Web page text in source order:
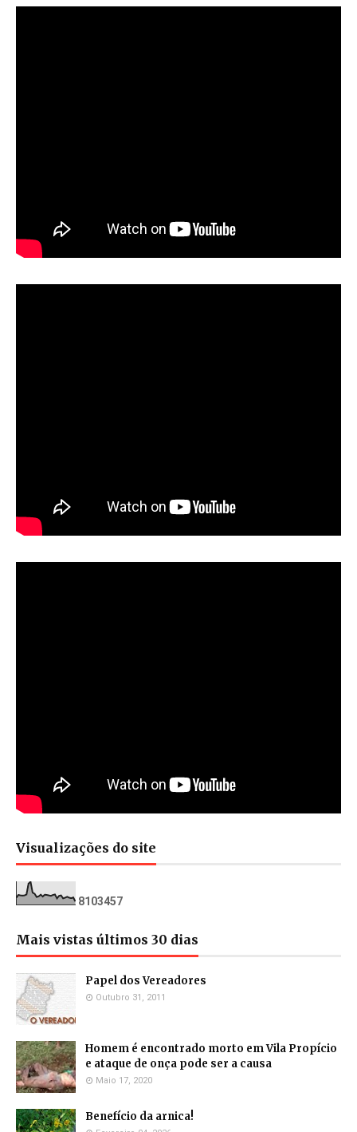
Visualizações do site
81 03457
Mais vistas últimos 30 dias
Papel dos Vereadores
Outubro 31, 2011
Homem é encontrado morto em Vila Propício
e ataque de onça pode ser a causa
Maio 17, 2020
Benefício da arnica!